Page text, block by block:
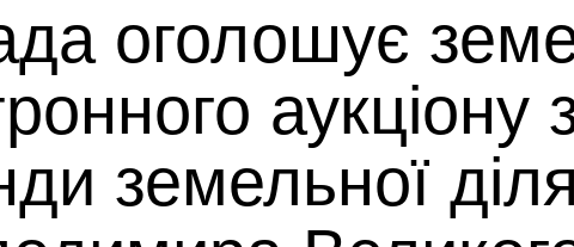
оголошує
аукціону
земельної